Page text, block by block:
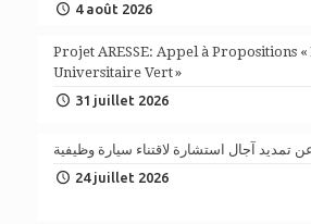
4 août 2026
Projet ARESSE: Appel à Propositions
Universitaire Vert »
31 juillet 2026
تمديد آجال استشارة لاقتناء سيارة وظيفية
24 juillet 2026